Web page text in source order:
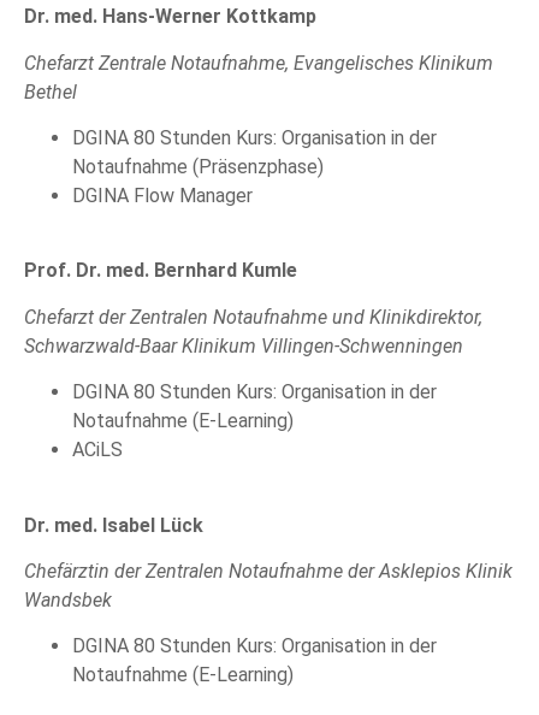
Dr. med. Hans-Werner Kottkamp
Chefarzt Zentrale Notaufnahme, Evangelisches Klinikum
Bethel
DGINA 80 Stunden Kurs: Organisation in der
Notaufnahme (Präsenzphase)
DGINA Flow Manager
Prof. Dr. med. Bernhard Kumle
Chefarzt der Zentralen Notaufnahme und Klinikdirektor,
Schwarzwald-Baar Klinikum Villingen-Schwenningen
DGINA 80 Stunden Kurs: Organisation in der
Notaufnahme (E-Learning)
ACiLS
Dr. med. Isabel Lück
Chefärztin der Zentralen Notaufnahme der Asklepios Klinik
Wandsbek
DGINA 80 Stunden Kurs: Organisation in der
Notaufnahme (E-Learning)